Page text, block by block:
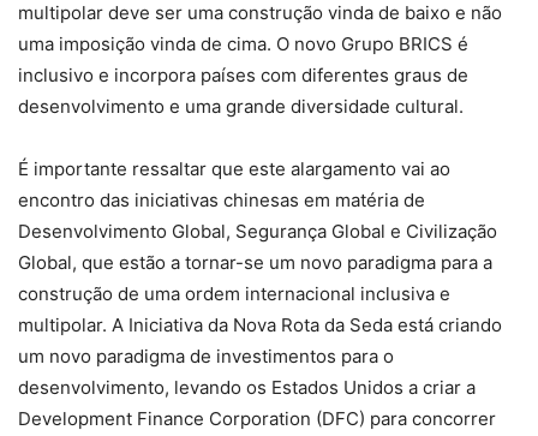
multipolar deve ser uma construção vinda de baixo e não
uma imposição vinda de cima. O novo Grupo BRICS é
inclusivo e incorpora países com diferentes graus de
desenvolvimento e uma grande diversidade cultural.
É importante ressaltar que este alargamento vai ao
encontro das iniciativas chinesas em matéria de
Desenvolvimento Global, Segurança Global e Civilização
Global, que estão a tornar-se um novo paradigma para a
construção de uma ordem internacional inclusiva e
multipolar. A Iniciativa da Nova Rota da Seda está criando
um novo paradigma de investimentos para o
desenvolvimento, levando os Estados Unidos a criar a
Development Finance Corporation (DFC) para concorrer